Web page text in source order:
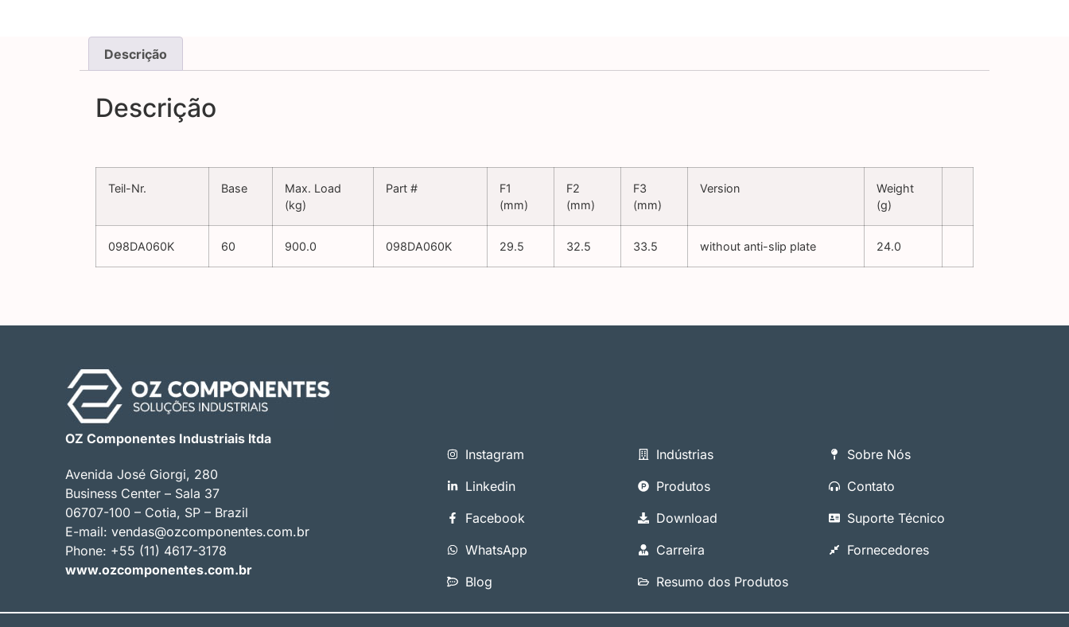
Descrição
Descrição
Teil-Nr. Base
Max. Load
(kg)
Part #
F1
(mm)
F2
(mm)
F3
(mm)
Version
Weight
(g)
098DA060K 60 900.0 098DA060K 29.5 32.5 33.5 without anti-slip plate 24.0
OZ Componentes Industriais ltda
Avenida José Giorgi, 280
Business Center – Sala 37
06707-100 – Cotia, SP – Brazil
E-mail: vendas@ozcomponentes.com.br
Phone: +55 (11) 4617-3178
www.ozcomponentes.com.br
Instagram
Linkedin
Facebook
WhatsApp
Blog
Indústrias
Produtos
Download
Carreira
Resumo dos Produtos
Sobre Nós
Contato
Suporte Técnico
Fornecedores